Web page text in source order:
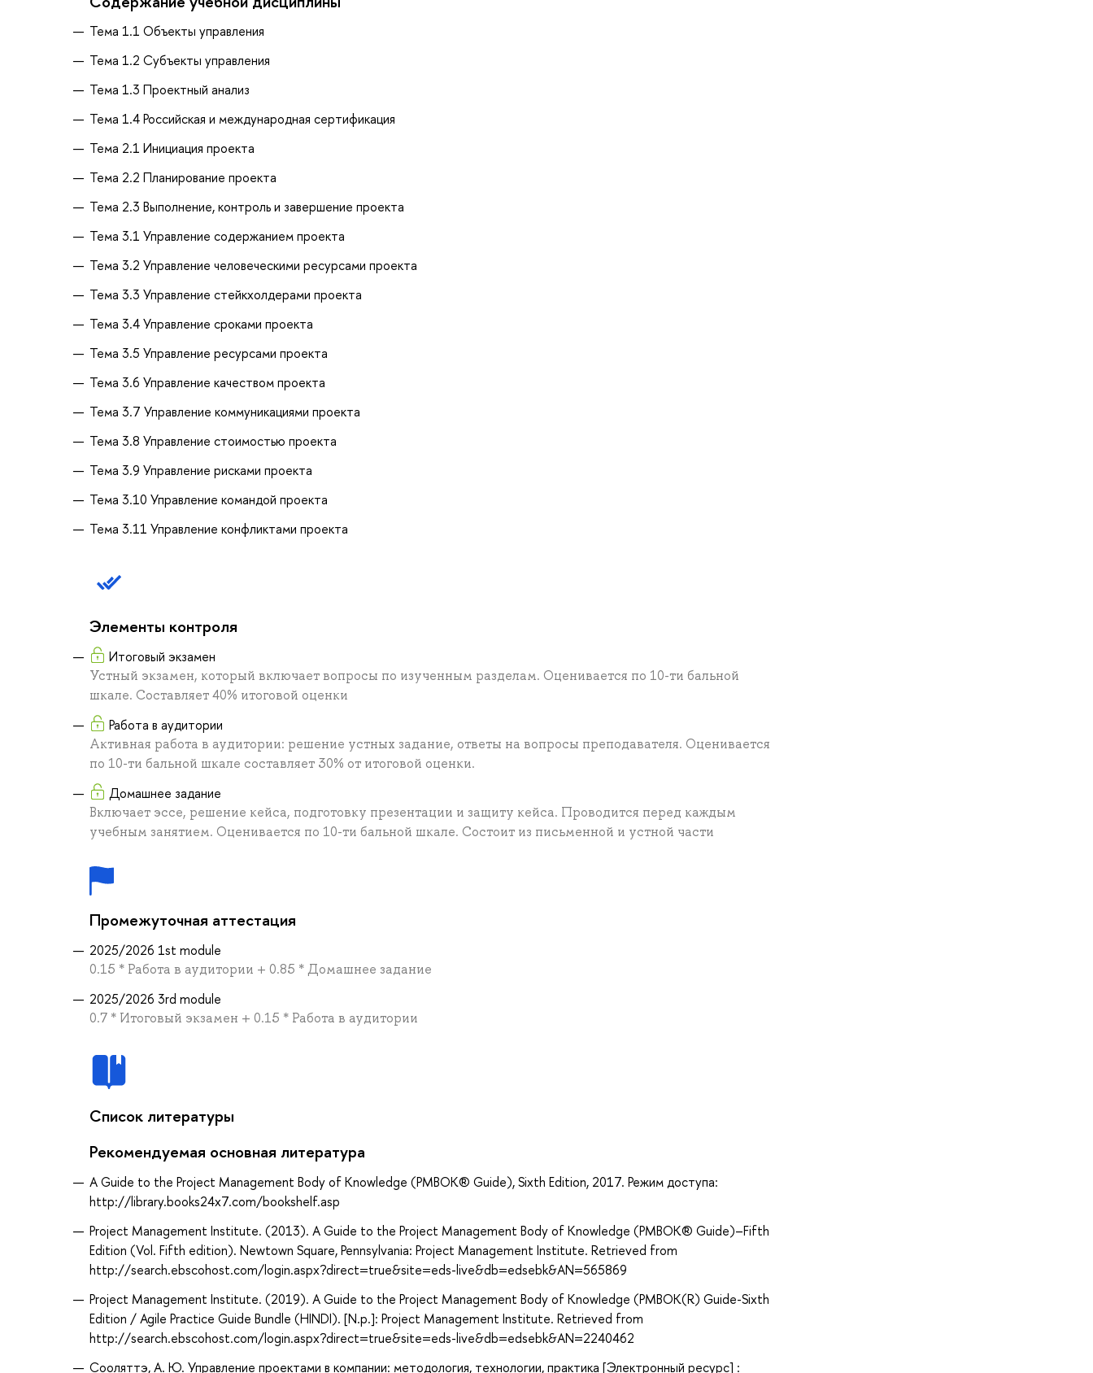
Тема 1.1 Объекты управления
Тема 1.2 Субъекты управления
Тема 1.3 Проектный анализ
Тема 1.4 Российская и международная сертификация
Тема 2.1 Инициация проекта
Тема 2.2 Планирование проекта
Тема 2.3 Выполнение, контроль и завершение проекта
Тема 3.1 Управление содержанием проекта
Тема 3.2 Управление человеческими ресурсами проекта
Тема 3.3 Управление стейкхолдерами проекта
Тема 3.4 Управление сроками проекта
Тема 3.5 Управление ресурсами проекта
Тема 3.6 Управление качеством проекта
Тема 3.7 Управление коммуникациями проекта
Тема 3.8 Управление стоимостью проекта
Тема 3.9 Управление рисками проекта
Тема 3.10 Управление командой проекта
Тема 3.11 Управление конфликтами проекта
Элементы контроля
Итоговый экзамен
Устный экзамен, который включает вопросы по изученным разделам. Оценивается по 10-ти бальной
шкале. Составляет 40% итоговой оценки
Работа в аудитории
Активная работа в аудитории: решение устных задание, ответы на вопросы преподавателя. Оценивается
по 10-ти бальной шкале составляет 30% от итоговой оценки.
Домашнее задание
Включает эссе, решение кейса, подготовку презентации и защиту кейса. Проводится перед каждым
учебным занятием. Оценивается по 10-ти бальной шкале. Состоит из письменной и устной части
Промежуточная аттестация
2025/2026 1st module
0.15 * Работа в аудитории + 0.85 * Домашнее задание
2025/2026 3rd module
0.7 * Итоговый экзамен + 0.15 * Работа в аудитории
Список литературы
Рекомендуемая основная литература
A Guide to the Project Management Body of Knowledge (PMBOK® Guide), Sixth Edition, 2017. Режим доступа:
http://library.books24x7.com/bookshelf.asp
Project Management Institute. (2013). A Guide to the Project Management Body of Knowledge (PMBOK® Guide)–Fifth
Edition (Vol. Fifth edition). Newtown Square, Pennsylvania: Project Management Institute. Retrieved from
http://search.ebscohost.com/login.aspx?direct=true&site=eds-live&db=edsebk&AN=565869
Project Management Institute. (2019). A Guide to the Project Management Body of Knowledge (PMBOK(R) Guide-Sixth
Edition / Agile Practice Guide Bundle (HINDI). [N.p.]: Project Management Institute. Retrieved from
http://search.ebscohost.com/login.aspx?direct=true&site=eds-live&db=edsebk&AN=2240462
Сооляттэ, А. Ю. Управление проектами в компании: методология, технологии, практика [Электронный ресурс] :